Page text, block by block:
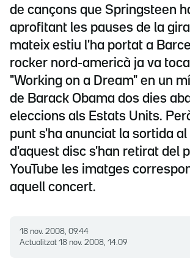
de cançons que Springsteen
aprofitant les pauses de la
mateix estiu l'ha portat a
rocker nord-americà ja va
"Working on a Dream" en un
de Barack Obama dos dies
eleccions als Estats Units.
punt s'ha anunciat la sortida
d'aquest disc s'han retirat del
YouTube les imatges
aquell concert.
18 nov. 2008, 09.44
Actualitzat 18 nov. 2008, 14.09